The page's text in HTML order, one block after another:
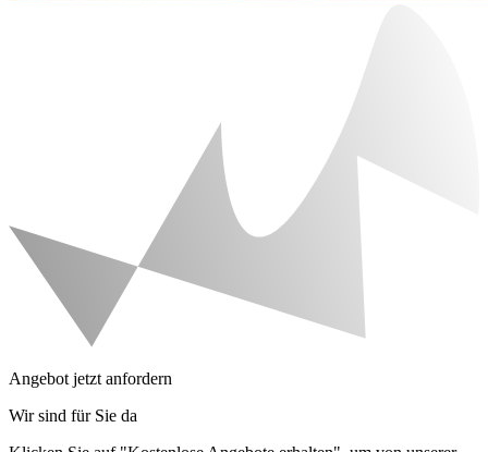
Angebot jetzt anfordern
Wir sind für Sie da